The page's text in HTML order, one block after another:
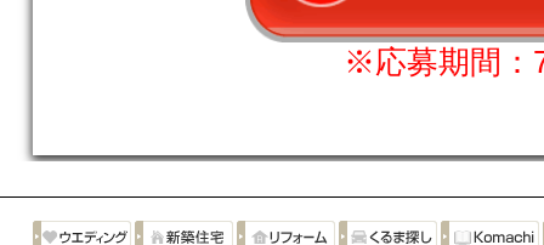
※応募期間：